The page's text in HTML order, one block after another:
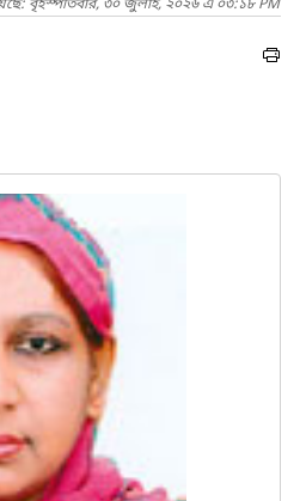
বৃহস্পতিবার, ৩০ জুলাই, ২০২৬ এ ০৩:১৮ PM